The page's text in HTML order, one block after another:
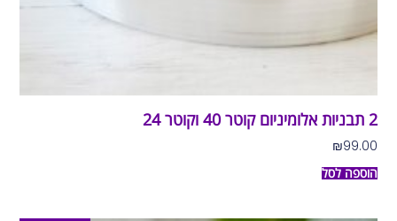
2 תבניות אלומיניום קוטר 40 וקוטר 24
₪99.00
הוספה לסל